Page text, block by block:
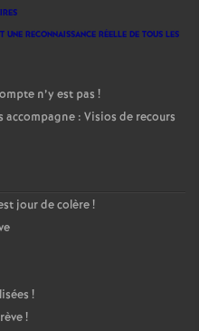
reconnaissance réelle de tous les
n’y est pas !
accompagne : Visios de recours
jour de colère!
!
!